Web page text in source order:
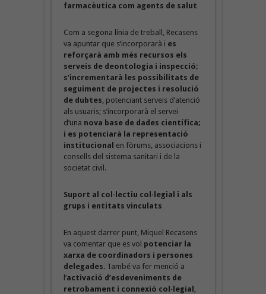
farmacèutica com agents de salut
Com a segona línia de treball, Recasens
va apuntar que s’incorporarà i es
reforçarà amb més recursos els
serveis de deontologia i inspecció;
s’incrementarà les possibilitats de
seguiment de projectes i resolució
de dubtes , potenciant serveis d’atenció
als usuaris; s’incorporarà el servei
d’una nova base de dades científica;
i es potenciarà la representació
institucional en fòrums, associacions i
consells del sistema sanitari i de la
societat civil.
Suport al col·lectiu col·legial i als
grups i entitats vinculats
En aquest darrer punt, Miquel Recasens
va comentar que es vol potenciar la
xarxa de coordinadors i persones
delegades. També va fer menció a
l’activació d’esdeveniments de
retrobament i connexió col·legial